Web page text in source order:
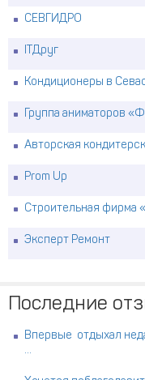
СЕВГИДРО
ITДруг
Кондиционеры в
Группа аниматоров
Авторская
Prom Up
Строительная фирма
Эксперт Ремонт
Последние
Впервые отдыхал
...